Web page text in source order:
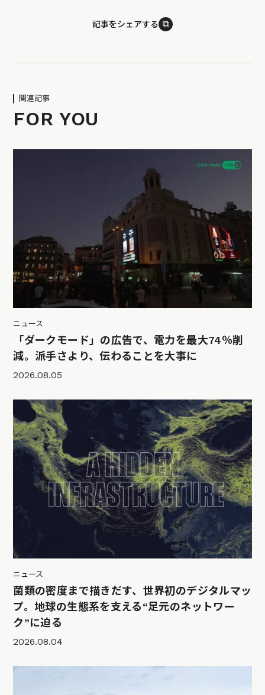
記事をシェアする ⧉
関連記事
FOR YOU
ニュース
「ダークモード」の広告で、電力を最大74％削
減。派手さより、伝わることを大事に
2026.08.05
ニュース
菌類の密度まで描きだす、世界初のデジタルマッ
プ。地球の生態系を支える“足元のネットワー
ク”に迫る
2026.08.04